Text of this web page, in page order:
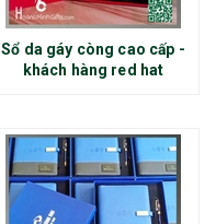
Sổ da gáy còng cao cấp -
khách hàng red hat